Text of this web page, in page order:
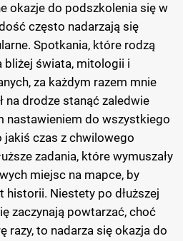
okazje do podszkolenia się w
często nadarzają się
Spotkania, które rodzą
bliżej świata, mitologii i
za każdym razem mnie
na drodze stanąć zaledwie
nastawieniem do wszystkiego
jakiś czas z chwilowego
zadania, które wymuszały
miejsc na mapce, by
historii. Niestety po dłuższej
zaczynają powtarzać, choć
razy, to nadarza się okazja do